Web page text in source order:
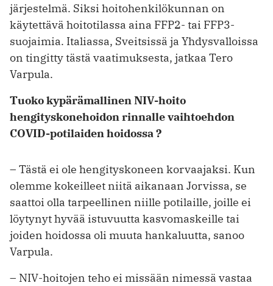
järjestelmä. Siksi hoitohenkilökunnan on
käytettävä hoitotilassa aina FFP2- tai FFP3-
suojaimia. Italiassa, Sveitsissä ja Yhdys­valloissa
on tingitty tästä vaatimuksesta, jatkaa Tero
Varpula.
Tuoko kypärämallinen NIV-hoito
hengityskonehoidon rinnalle vaihto­ehdon
COVID-potilaiden hoidossa ?
– Tästä ei ole hengityskoneen korvaajaksi. Kun
olemme kokeilleet niitä aikanaan Jorvissa, se
saattoi olla tarpeellinen niille potilaille, joille ei
löytynyt hyvää istuvuutta kasvomaskeille tai
joiden hoidossa oli muuta hankaluutta, sanoo
Varpula.
– NIV-hoitojen teho ei missään nimessä vastaa